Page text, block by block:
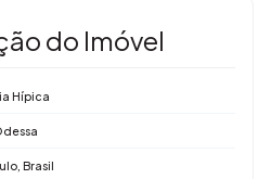
do Imóvel
Hípica
Brasil